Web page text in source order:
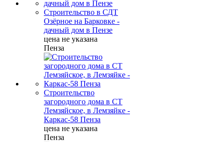
Строительство в СДТ
Озёрное на Барковке -
дачный дом в Пензе
цена не указана
Пенза
Строительство
загородного дома в СТ
Лемзяйское, в Лемзяйке -
Каркас-58 Пенза
цена не указана
Пенза